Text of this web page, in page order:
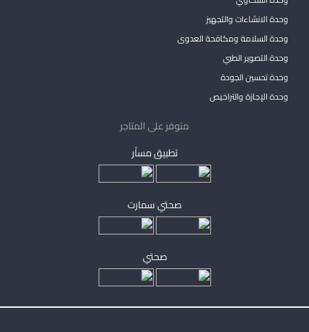
وحدة الانشاءات والتجهيز
وحدة السلامة ومكافحة العدوى
وحدة التصوير الطبي
وحدة تحسين الجودة
وحدة الإجازة والتراخيص
متوفر على المتاجر
تطبيق مساْر
صحتي سمارت
صحتي